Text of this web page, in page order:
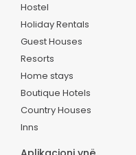
Hostel
Holiday Rentals
Guest Houses
Resorts
Home stays
Boutique Hotels
Country Houses
Inns